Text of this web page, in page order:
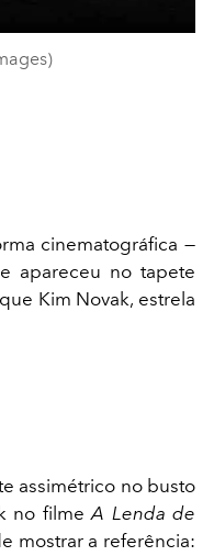
cinematográfica —
apareceu no tapete
Kim Novak, estrela
assimétrico no busto
no filmeA Lenda de
mostrar a referência: